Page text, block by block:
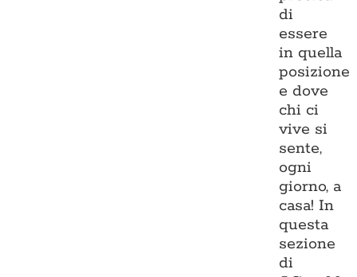
di
essere
in quella
posizione
e dove
chi ci
vive si
sente,
ogni
giorno, a
casa! In
questa
sezione
di